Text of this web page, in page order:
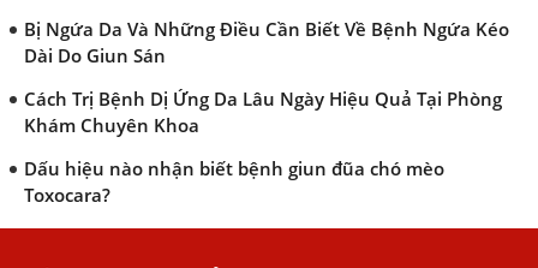
Bị Ngứa Da Và Những Điều Cần Biết Về Bệnh Ngứa Kéo
Dài Do Giun Sán
Cách Trị Bệnh Dị Ứng Da Lâu Ngày Hiệu Quả Tại Phòng
Khám Chuyên Khoa
Dấu hiệu nào nhận biết bệnh giun đũa chó mèo
Toxocara?